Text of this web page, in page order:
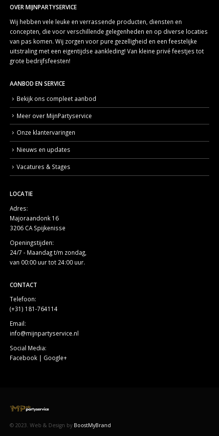
OVER MIJNPARTYSERVICE
Wij hebben vele leuke en verrassende producten, diensten en
concepten, die voor verschillende gelegenheden en op diverse locaties
van pas komen. Wij zorgen voor pure gezelligheid en een feestelijke
uitstraling met een eigentijdse aankleding! Van kleine privé feestjes tot
grote bedrijfsfeesten!
AANBOD EN SERVICE
Bekijk ons compleet aanbod
Meer over MijnPartyservice
Onze klantervaringen
Nieuws en updates
Vacatures & Stages
LOCATIE
Adres:
Majoraandonk 16
3206 CA Spijkenisse
Openingstijden:
24/7 - Maandag t/m zondag,
van 00:00 uur tot 24:00 uur.
CONTACT
Telefoon:
(+31) 181-764114
Email:
info@mijnpartyservice.nl
Social Media:
Facebook | Google+
© 2023. Web & Design by BoostMyBrand